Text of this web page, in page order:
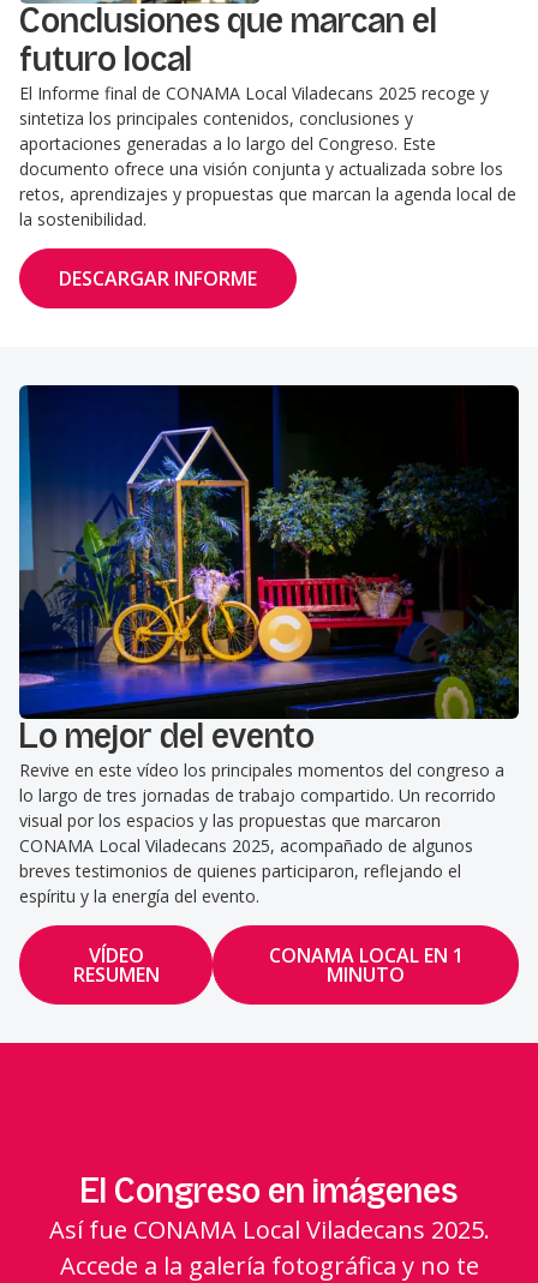
Conclusiones que marcan el
futuro local
El Informe final de CONAMA Local Viladecans 2025 recoge y
sintetiza los principales contenidos, conclusiones y
aportaciones generadas a lo largo del Congreso. Este
documento ofrece una visión conjunta y actualizada sobre los
retos, aprendizajes y propuestas que marcan la agenda local de
la sostenibilidad.
DESCARGAR INFORME
Lo mejor del evento
Revive en este vídeo los principales momentos del congreso a
lo largo de tres jornadas de trabajo compartido. Un recorrido
visual por los espacios y las propuestas que marcaron
CONAMA Local Viladecans 2025, acompañado de algunos
breves testimonios de quienes participaron, reflejando el
espíritu y la energía del evento.
VÍDEO
RESUMEN
CONAMA LOCAL EN 1
MINUTO
El Congreso en imágenes
Así fue CONAMA Local Viladecans 2025.
Accede a la galería fotográfica y no te